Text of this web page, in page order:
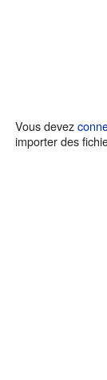
Vous devez
importer des